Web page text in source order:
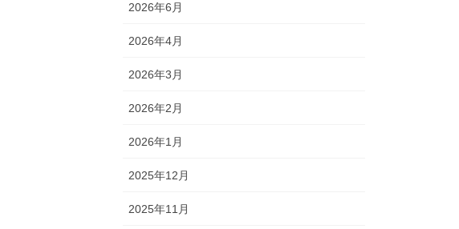
2026年6月
2026年4月
2026年3月
2026年2月
2026年1月
2025年12月
2025年11月